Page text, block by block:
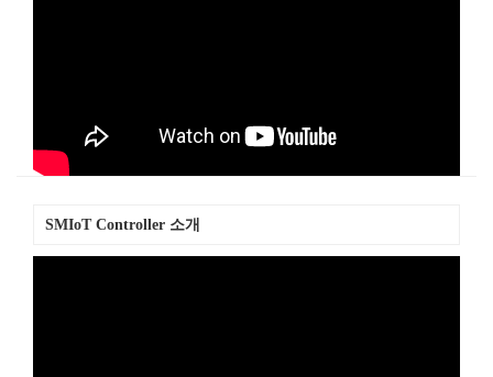
SMIoT Controller 소개